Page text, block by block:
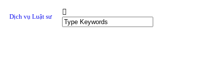
Dịch vụ Luật sư